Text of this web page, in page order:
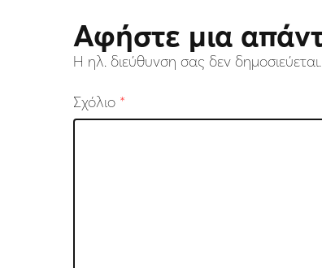
Αφήστε μια
Η ηλ. διεύθυνση σας δεν δημοσιεύεται.
Σχόλιο *